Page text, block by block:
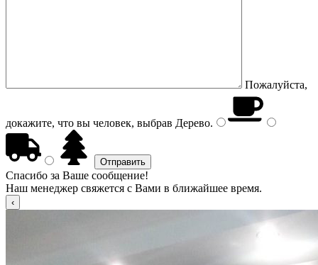
Пожалуйста,
докажите, что вы человек, выбрав Дерево.
Спасибо за Ваше сообщение!
Наш менеджер свяжется с Вами в ближайшее время.